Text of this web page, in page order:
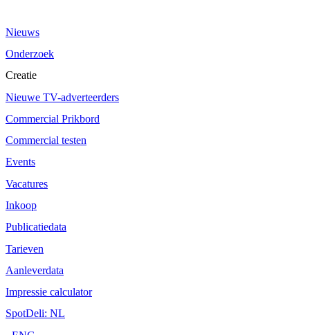
Nieuws
Onderzoek
Creatie
Nieuwe TV-adverteerders
Commercial Prikbord
Commercial testen
Events
Vacatures
Inkoop
Publicatiedata
Tarieven
Aanleverdata
Impressie calculator
SpotDeli: NL